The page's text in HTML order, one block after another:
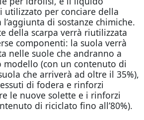
utilizzato per conciare della
di sostanze chimiche.
della scarpa verrà riutilizzata
componenti: la suola verrà
nelle suole che andranno a
(con un contenuto di
che arriverà ad oltre il 35%),
di fodera e rinforzi
le nuove solette e i rinforzi
di riciclato fino all’80%).